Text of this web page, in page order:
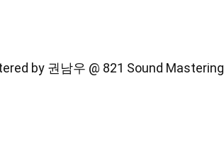
by 권남우 @ 821 Sound Mastering